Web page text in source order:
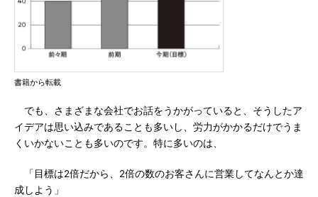
書籍から転載
でも、さまざまな会社でお話をうかがっていると、そうしたア
イデアは思い込みであることも多いし、労力がかかるだけでうま
くいかないことも多いのです。特に多いのは、
「目標は2倍だから、2倍の数のお客さんに営業してなんとか達
成しよう」